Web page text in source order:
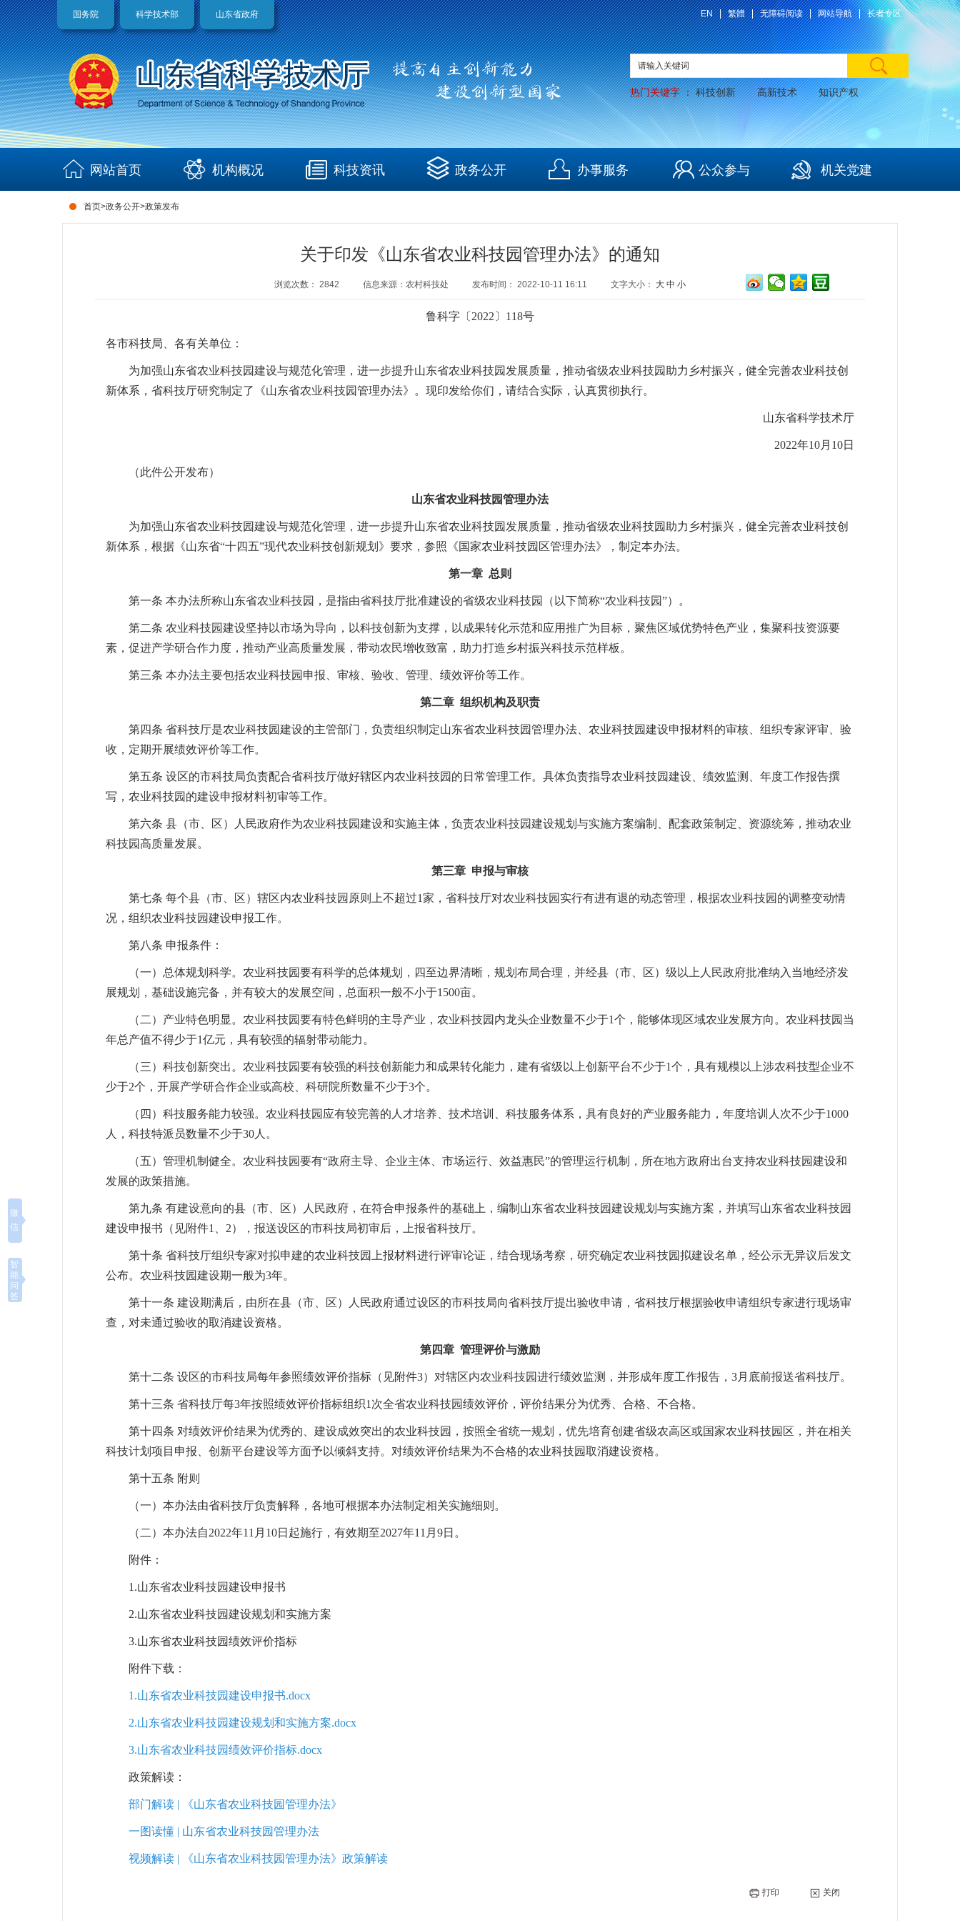
国务院 科学技术部 山东省政府 EN 繁體 无障碍阅读 网站导航 长者专区
热门关键字 ： 科技创新 高新技术 知识产权
网站首页 机构概况 科技资讯 政务公开 办事服务 公众参与 机关党建
首页>政务公开>政策发布
关于印发《山东省农业科技园管理办法》的通知
浏览次数： 2842 信息来源： 农村科技处 发布时间： 2022-10-11 16:11 文字大小： 大 中 小
鲁科字〔2022〕118号
各市科技局、各有关单位：
为加强山东省农业科技园建设与规范化管理，进一步提升山东省农业科技园发展质量，推动省级农业科技园助力乡村振兴，健全完善农业科技创
新体系，省科技厅研究制定了《山东省农业科技园管理办法》。现印发给你们，请结合实际，认真贯彻执行。
山东省科学技术厅
2022年10月10日
（此件公开发布）
山东省农业科技园管理办法
为加强山东省农业科技园建设与规范化管理，进一步提升山东省农业科技园发展质量，推动省级农业科技园助力乡村振兴，健全完善农业科技创
新体系，根据《山东省“十四五”现代农业科技创新规划》要求，参照《国家农业科技园区管理办法》，制定本办法。
第一章 总则
第一条 本办法所称山东省农业科技园，是指由省科技厅批准建设的省级农业科技园（以下简称“农业科技园”）。
第二条 农业科技园建设坚持以市场为导向，以科技创新为支撑，以成果转化示范和应用推广为目标，聚焦区域优势特色产业，集聚科技资源要
素，促进产学研合作力度，推动产业高质量发展，带动农民增收致富，助力打造乡村振兴科技示范样板。
第三条 本办法主要包括农业科技园申报、审核、验收、管理、绩效评价等工作。
第二章 组织机构及职责
第四条 省科技厅是农业科技园建设的主管部门，负责组织制定山东省农业科技园管理办法、农业科技园建设申报材料的审核、组织专家评审、验
收，定期开展绩效评价等工作。
第五条 设区的市科技局负责配合省科技厅做好辖区内农业科技园的日常管理工作。具体负责指导农业科技园建设、绩效监测、年度工作报告撰
写，农业科技园的建设申报材料初审等工作。
第六条 县（市、区）人民政府作为农业科技园建设和实施主体，负责农业科技园建设规划与实施方案编制、配套政策制定、资源统筹，推动农业
科技园高质量发展。
第三章 申报与审核
第七条 每个县（市、区）辖区内农业科技园原则上不超过1家，省科技厅对农业科技园实行有进有退的动态管理，根据农业科技园的调整变动情
况，组织农业科技园建设申报工作。
第八条 申报条件：
（一）总体规划科学。农业科技园要有科学的总体规划，四至边界清晰，规划布局合理，并经县（市、区）级以上人民政府批准纳入当地经济发
展规划，基础设施完备，并有较大的发展空间，总面积一般不小于1500亩。
（二）产业特色明显。农业科技园要有特色鲜明的主导产业，农业科技园内龙头企业数量不少于1个，能够体现区域农业发展方向。农业科技园当
年总产值不得少于1亿元，具有较强的辐射带动能力。
（三）科技创新突出。农业科技园要有较强的科技创新能力和成果转化能力，建有省级以上创新平台不少于1个，具有规模以上涉农科技型企业不
少于2个，开展产学研合作企业或高校、科研院所数量不少于3个。
（四）科技服务能力较强。农业科技园应有较完善的人才培养、技术培训、科技服务体系，具有良好的产业服务能力，年度培训人次不少于1000
人，科技特派员数量不少于30人。
（五）管理机制健全。农业科技园要有“政府主导、企业主体、市场运行、效益惠民”的管理运行机制，所在地方政府出台支持农业科技园建设和
发展的政策措施。
第九条 有建设意向的县（市、区）人民政府，在符合申报条件的基础上，编制山东省农业科技园建设规划与实施方案，并填写山东省农业科技园
建设申报书（见附件1、2），报送设区的市科技局初审后，上报省科技厅。
第十条 省科技厅组织专家对拟申建的农业科技园上报材料进行评审论证，结合现场考察，研究确定农业科技园拟建设名单，经公示无异议后发文
公布。农业科技园建设期一般为3年。
第十一条 建设期满后，由所在县（市、区）人民政府通过设区的市科技局向省科技厅提出验收申请，省科技厅根据验收申请组织专家进行现场审
查，对未通过验收的取消建设资格。
第四章 管理评价与激励
第十二条 设区的市科技局每年参照绩效评价指标（见附件3）对辖区内农业科技园进行绩效监测，并形成年度工作报告，3月底前报送省科技厅。
第十三条 省科技厅每3年按照绩效评价指标组织1次全省农业科技园绩效评价，评价结果分为优秀、合格、不合格。
第十四条 对绩效评价结果为优秀的、建设成效突出的农业科技园，按照全省统一规划，优先培育创建省级农高区或国家农业科技园区，并在相关
科技计划项目申报、创新平台建设等方面予以倾斜支持。对绩效评价结果为不合格的农业科技园取消建设资格。
第十五条 附则
（一）本办法由省科技厅负责解释，各地可根据本办法制定相关实施细则。
（二）本办法自2022年11月10日起施行，有效期至2027年11月9日。
附件：
1.山东省农业科技园建设申报书
2.山东省农业科技园建设规划和实施方案
3.山东省农业科技园绩效评价指标
附件下载：
1.山东省农业科技园建设申报书.docx
2.山东省农业科技园建设规划和实施方案.docx
3.山东省农业科技园绩效评价指标.docx
政策解读：
部门解读 | 《山东省农业科技园管理办法》
一图读懂 | 山东省农业科技园管理办法
视频解读 | 《山东省农业科技园管理办法》政策解读
打印 关闭
微
信
智
能
问
答